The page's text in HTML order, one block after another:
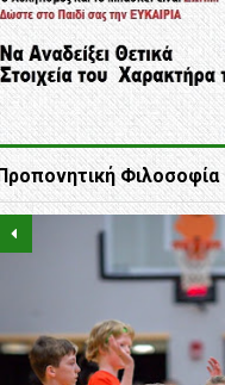
Φιλοσοφία